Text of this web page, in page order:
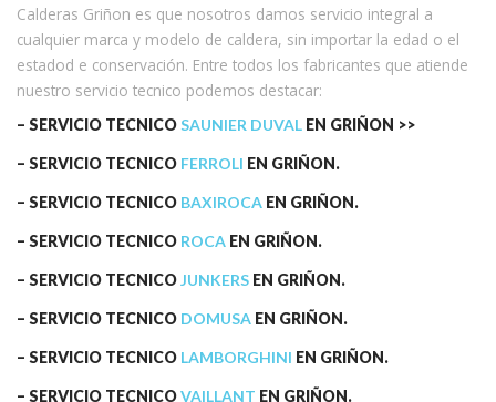
Calderas Griñon es que nosotros damos servicio integral a
cualquier marca y modelo de caldera, sin importar la edad o el
estadod e conservación. Entre todos los fabricantes que atiende
nuestro servicio tecnico podemos destacar:
– SERVICIO TECNICOSAUNIER DUVAL EN GRIÑON >>
– SERVICIO TECNICO FERROLI EN GRIÑON.
– SERVICIO TECNICO BAXIROCA EN GRIÑON.
– SERVICIO TECNICO ROCA EN GRIÑON.
– SERVICIO TECNICOJUNKERS EN GRIÑON.
– SERVICIO TECNICO DOMUSA EN GRIÑON.
– SERVICIO TECNICO LAMBORGHINI EN GRIÑON.
– SERVICIO TECNICOVAILLANT EN GRIÑON.